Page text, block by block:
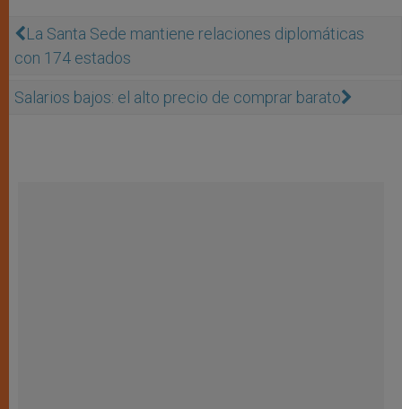
La Santa Sede mantiene relaciones diplomáticas
con 174 estados
Salarios bajos: el alto precio de comprar barato